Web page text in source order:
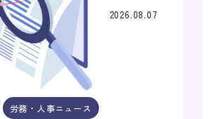
2026.08.07
労務・人事ニュース